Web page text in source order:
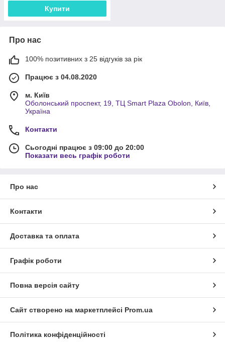
Купити
Про нас
100% позитивних з 25 відгуків за рік
Працює з 04.08.2020
м. Київ
Оболонський проспект, 19, ТЦ Smart Plaza Obolon, Київ,
Україна
Контакти
Сьогодні працює з 09:00 до 20:00
Показати весь графік роботи
Про нас
Контакти
Доставка та оплата
Графік роботи
Повна версія сайту
Сайт створено на маркетплейсі Prom.ua
Політика конфіденційності